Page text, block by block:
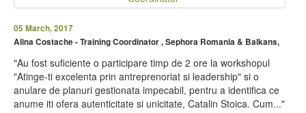
05 March, 2017
Alina Costache - Training Coordinator , Sephora Romania & Balkans,
"Au fost suficiente o participare timp de 2 ore la workshopul
"Atinge-ti excelenta prin antreprenoriat si leadership" si o
anulare de planuri gestionata impecabil, pentru a identifica ce
anume iti ofera autenticitate si unicitate, Catalin Stoica. Cum..."